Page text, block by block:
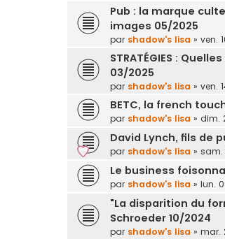
Pub : la marque
images 05/2025
par shadow's lisa » ven.
STRATÉGIES :
03/2025
par shadow's lisa » ven.
BETC, la french
par shadow's lisa » dim.
David Lynch, fils de
par shadow's lisa » sam.
Le business
par shadow's lisa » lun.
"La disparition du
Schroeder 10/2024
par shadow's lisa » mar.